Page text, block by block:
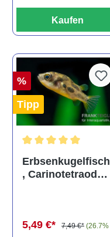
Kaufen
%
Tipp
Erbsenkugelfisch
, Carinotetraodon
5,49 €* 7,49 €* (26.7%